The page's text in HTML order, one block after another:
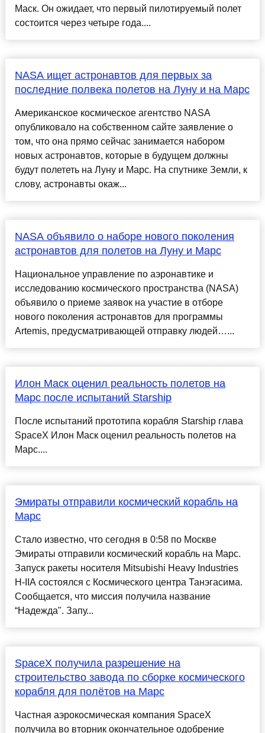
Маск. Он ожидает, что первый пилотируемый полет
состоится через четыре года....
NASA ищет астронавтов для первых за
последние полвека полетов на Луну и на Марс
Американское космическое агентство NASA
опубликовало на собственном сайте заявление о
том, что она прямо сейчас занимается набором
новых астронавтов, которые в будущем должны
будут полететь на Луну и Марс. На спутнике Земли, к
слову, астронавты окаж...
NASA объявило о наборе нового поколения
астронавтов для полетов на Луну и Марс
Национальное управление по аэронавтике и
исследованию космического пространства (NASA)
объявило о приеме заявок на участие в отборе
нового поколения астронавтов для программы
Artemis, предусматривающей отправку людей…...
Илон Маск оценил реальность полетов на
Марс после испытаний Starship
После испытаний прототипа корабля Starship глава
SpaceX Илон Маск оценил реальность полетов на
Марс....
Эмираты отправили космический корабль на
Марс
Стало известно, что сегодня в 0:58 по Москве
Эмираты отправили космический корабль на Марс.
Запуск ракеты носителя Mitsubishi Heavy Industries
H-IIA состоялся с Космического центра Танэгасима.
Сообщается, что миссия получила название
“Надежда". Запу...
SpaceX получила разрешение на
строительство завода по сборке космического
корабля для полётов на Марс
Частная аэрокосмическая компания SpaceX
получила во вторник окончательное одобрение